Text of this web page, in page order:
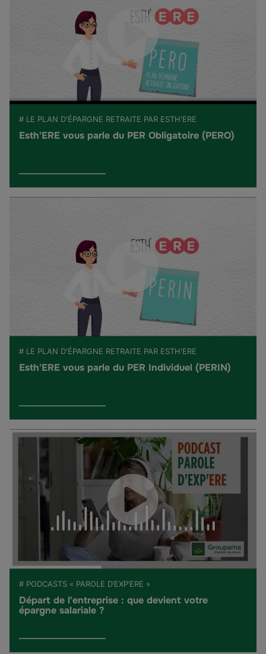
# LE PLAN D'ÉPARGNE RETRAITE PAR ESTH'ERE
Esth'ERE vous parle du PER Obligatoire (PERO)
# LE PLAN D'ÉPARGNE RETRAITE PAR ESTH'ERE
Esth'ERE vous parle du PER Individuel (PERIN)
# PODCASTS « PAROLE D’EXP’ERE »
Départ de l'entreprise : que devient votre
épargne salariale ?